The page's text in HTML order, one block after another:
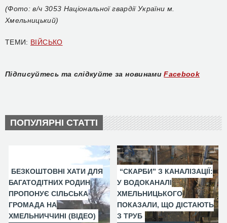
(Фото: в/ч 3053 Національної гвардії України м.
Хмельницький)
ТЕМИ: ВІЙСЬКО
Підписуйтесь та слідкуйте за новинами Facebook
ПОПУЛЯРНІ СТАТТІ
БЕЗКОШТОВНІ ХАТИ ДЛЯ
БАГАТОДІТНИХ РОДИН
ПРОПОНУЄ СІЛЬСЬКА
ГРОМАДА НА
ХМЕЛЬНИЧЧИНІ (ВІДЕО)
“СКАРБИ” З КАНАЛІЗАЦІЇ:
У ВОДОКАНАЛІ
ХМЕЛЬНИЦЬКОГО
ПОКАЗАЛИ, ЩО ДІСТАЮТЬ
З ТРУБ